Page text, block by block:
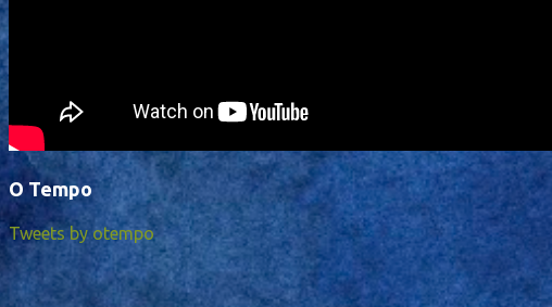
O Tempo
Tweets by otempo